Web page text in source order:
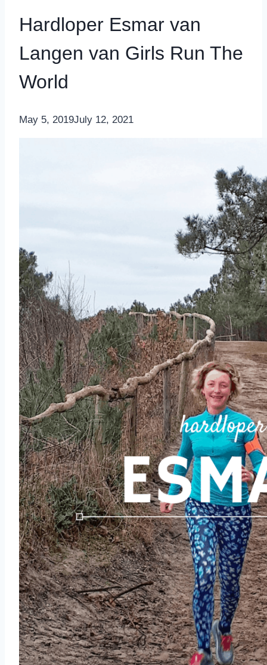
Hardloper Esmar van
Langen van Girls Run The
World
ByNicole
May 5, 2019July 12, 2021